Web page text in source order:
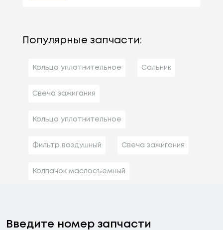
Популярные запчасти:
Кольцо уплотнительное Сальник
Свеча зажигания
Кольцо уплотнительное
Фильтр воздушный Свеча зажигания
Колпачок маслосъемный
Введите номер запчасти